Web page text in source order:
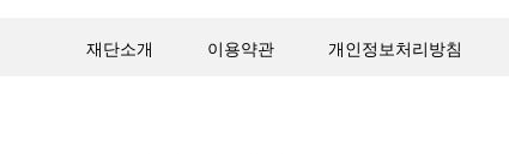
재단소개 이용약관 개인정보처리방침